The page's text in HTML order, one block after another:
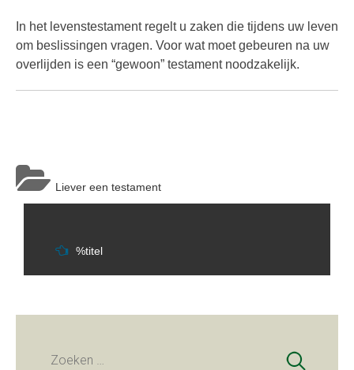
In het levenstestament regelt u zaken die tijdens uw leven
om beslissingen vragen. Voor wat moet gebeuren na uw
overlijden is een “gewoon” testament noodzakelijk.
Liever een testament
Berichtnavigatie
%titel
Zoeken